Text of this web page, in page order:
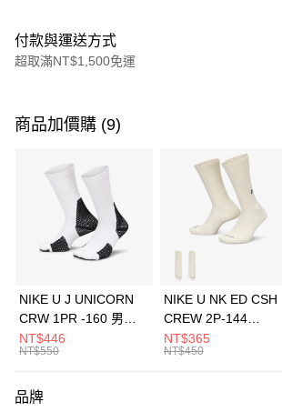
付款與運送方式
超取滿NT$1,500免運
信用卡一次付款
3 期 0 利率 每期
合作金庫商業銀行
第一商業銀行
華南商業銀行
彰化商業銀行
上海商業儲蓄銀行
元大商業銀行
台灣樂天信用卡公司
Apple Pay
全盈+PAY
AFTEE先享後付
【關於「AFTEE先享後付」】
商品加價購 (9)
NIKE U J UNICORN
CRW 1PR -160 男女
中統襪 FZ3393100
NT$446
NT$550
NIKE U NK ED CSH
CREW 2P-144
EMBRDY 男女 短統襪
FZ3073133
NT$365
NT$450
品牌